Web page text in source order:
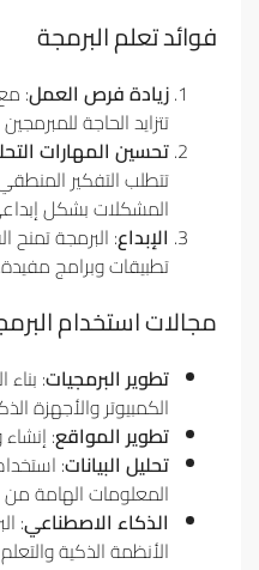
فوائد تعلم البرمجة
زيادة فرص العمل:
تتزايد الحاجة
تحسين المهارات
تتطلب التفكير
المشكلات بشكل
الإبداع: البرمجة تمنح
تطبيقات وبرامج مفيدة.
مجالات استخدام
تطوير البرمجيات:
الكمبيوتر والأجهزة
تطوير المواقع:
تحليل البيانات:
المعلومات الهامة
الذكاء الاصطناعي:
الأنظمة الذكية